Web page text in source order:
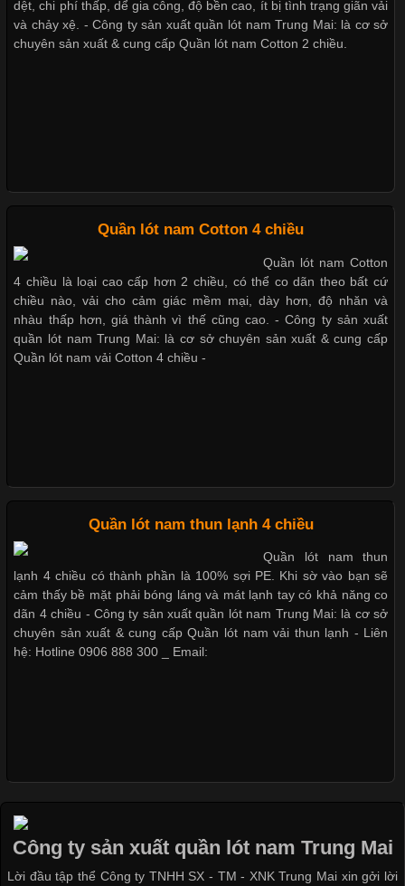
khả năng co giãn tốt ngày càng được ưa chuộng nhằm mang lại
cảm giác thoải mái cho người mặc. Trong đó, vải Lycra là một
trong những chất liệu nổi bật nhờ độ đàn hồi cao,
nhờ đặc tính mềm mại, thoáng khí và thân thiện với môi trường.
Không chỉ được ứng dụng trong quần áo thường ngày, loại vải
này còn xuất hiện nhiều trong các sản phẩm đồ lót
Bộ sưu tập quần lót nam Boxer TpHCM
Dễ chịu hơn với quần lót nam giá rẻ vải Cotton 4 chiều
dệt, chi phí thấp, dể gia công, độ bền cao, ít bị tình trạng giãn vải
và chảy xệ. - Công ty sản xuất quần lót nam Trung Mai: là cơ sở
chuyên sản xuất & cung cấp Quần lót nam Cotton 2 chiều.
Quần lót nam Cotton 4 chiều
Quần lót nam Cotton
4 chiều là loại cao cấp hơn 2 chiều, có thể co dãn theo bất cứ
chiều nào, vải cho cảm giác mềm mại, dày hơn, độ nhăn và
nhàu thấp hơn, giá thành vì thế cũng cao. - Công ty sản xuất
quần lót nam Trung Mai: là cơ sở chuyên sản xuất & cung cấp
Quần lót nam vải Cotton 4 chiều -
Quần lót nam thun lạnh 4 chiều
Quần lót nam thun
lạnh 4 chiều có thành phần là 100% sợi PE. Khi sờ vào bạn sẽ
cảm thấy bề mặt phải bóng láng và mát lạnh tay có khả năng co
dãn 4 chiều - Công ty sản xuất quần lót nam Trung Mai: là cơ sở
chuyên sản xuất & cung cấp Quần lót nam vải thun lạnh - Liên
hệ: Hotline 0906 888 300 _ Email:
Công ty sản xuất quần lót nam Trung Mai
Lời đầu tập thể Công ty TNHH SX - TM - XNK Trung Mai xin gởi lời